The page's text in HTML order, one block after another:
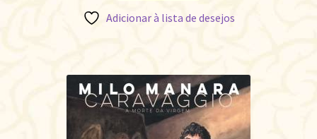
Adicionar à lista de desejos